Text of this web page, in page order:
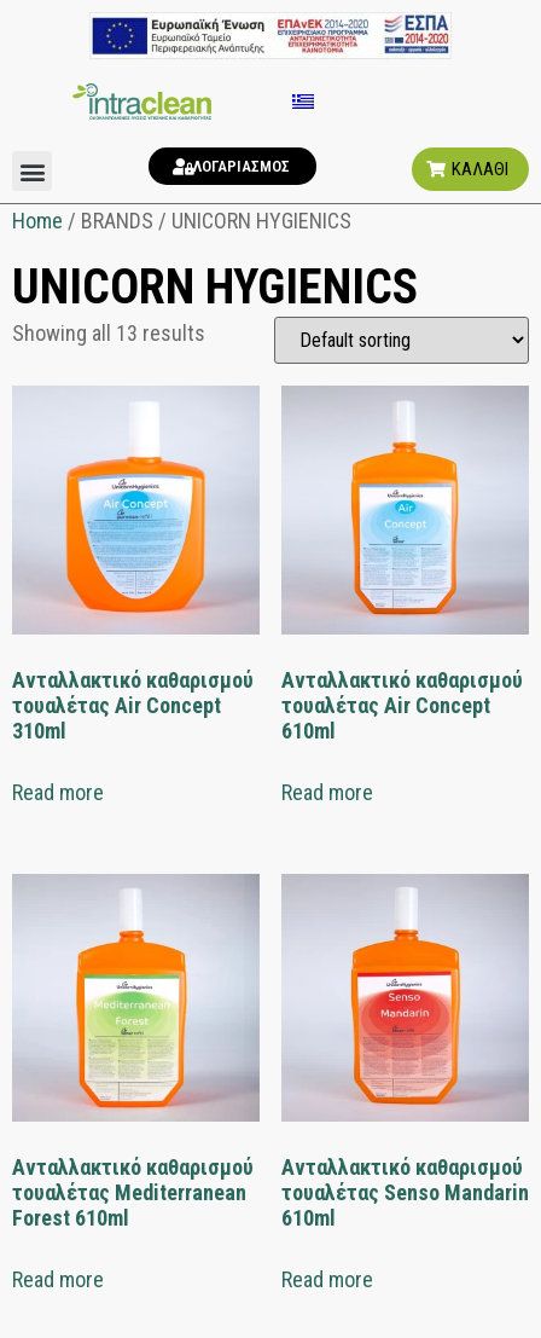
ΛΟΓΑΡΙΑΣΜΟΣ ΚΑΛΑΘΙ
Home / BRANDS / UNICORN HYGIENICS
UNICORN HYGIENICS
Showing all 13 results
Ανταλλακτικό καθαρισμού
τουαλέτας Air Concept
310ml
Read more
Ανταλλακτικό καθαρισμού
τουαλέτας Air Concept
610ml
Read more
Ανταλλακτικό καθαρισμού
τουαλέτας Mediterranean
Forest 610ml
Read more
Ανταλλακτικό καθαρισμού
τουαλέτας Senso Mandarin
610ml
Read more